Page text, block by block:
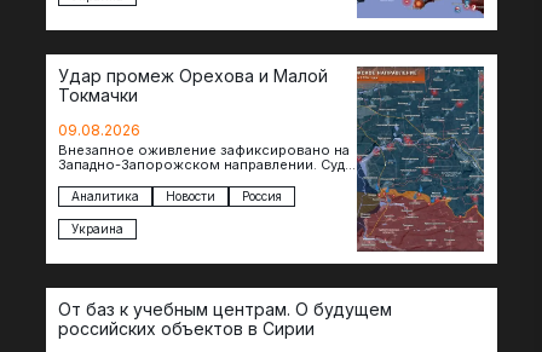
Удар промеж Орехова и Малой
Токмачки
09.08.2026
Внезапное оживление зафиксировано на
Западно-Запорожском направлении. Судя
подразделения предприняли рывок в
сторону западных окраин Малой
Токмачки…
Аналитика Новости Россия
Украина
От баз к учебным центрам. О будущем
российских объектов в Сирии